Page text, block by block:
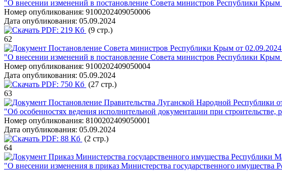
"О внесении изменений в постановление Совета министров Республики Крым
Номер опубликования: 9100202409050006
Дата опубликования: 05.09.2024
PDF: 219 Кб (9 стр.)
62
Постановление Совета министров Республики Крым от
"О внесении изменений в постановление Совета министров Республики Крым
Номер опубликования: 9100202409050004
Дата опубликования: 05.09.2024
PDF: 750 Кб (27 стр.)
63
Постановление Правительства Луганской Народной Республики
"Об особенностях ведения исполнительной документации при строительстве,
Номер опубликования: 8100202409050001
Дата опубликования: 05.09.2024
PDF: 88 Кб (2 стр.)
64
Приказ Министерства государственного имущества Республики
"О внесении изменения в приказ Министерства государственного